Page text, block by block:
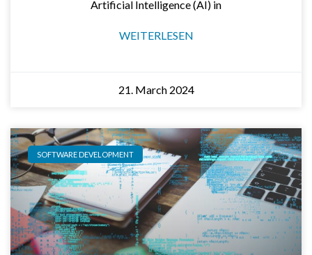
Artificial Intelligence (AI) in
WEITERLESEN
21. March 2024
SOFTWARE DEVELOPMENT